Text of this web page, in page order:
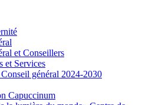
et Conseillers
et Services
général 2024-2030
Capuccinum